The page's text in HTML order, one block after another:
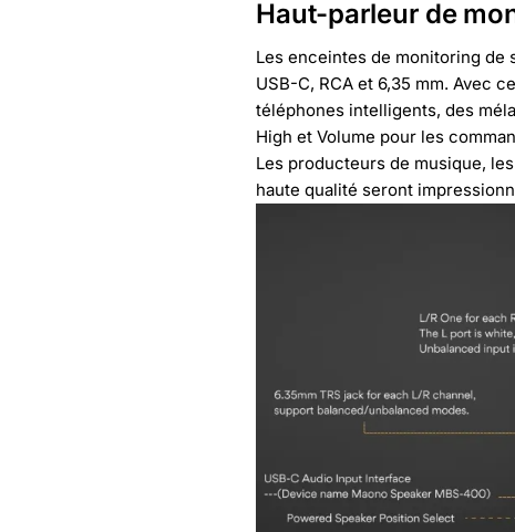
Haut-parleur de
Les enceintes de monitoring de
USB-C, RCA et 6,35 mm. Avec
téléphones intelligents, des
High et Volume pour les
Les producteurs de musique,
haute qualité seront